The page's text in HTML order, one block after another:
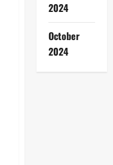
2024
October
2024